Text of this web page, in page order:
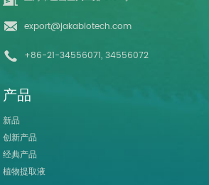
export@jakabiotech.com
+86-21-34556071, 34556072
产品
新品
创新产品
经典产品
植物提取液